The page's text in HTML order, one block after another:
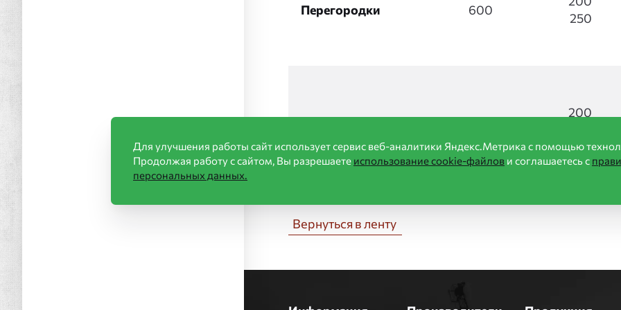
Перегородки 600
250
Перегородки 625
200
Вернуться в ленту
Для улучшения работы сайт использует сервис веб-аналитики Яндекс.Метрика с помощью
Продолжая работу с сайтом, Вы разрешаете использование cookie-файлов и соглашаетесь с
персональных данных.